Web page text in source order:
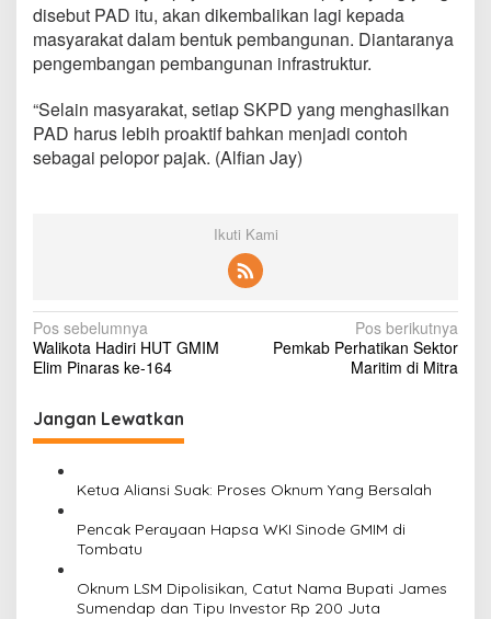
disebut PAD itu, akan dikembalikan lagi kepada
masyarakat dalam bentuk pembangunan. Diantaranya
pengembangan pembangunan infrastruktur.
“Selain masyarakat, setiap SKPD yang menghasilkan
PAD harus lebih proaktif bahkan menjadi contoh
sebagai pelopor pajak. (Alfian Jay)
Ikuti Kami
N
a
i
g
Pos sebelumnya
Walikota Hadiri HUT GMIM
Elim Pinaras ke-164
Pos berikutnya
Pemkab Perhatikan Sektor
Maritim di Mitra
Jangan Lewatkan
Ketua Aliansi Suak: Proses Oknum Yang Bersalah
Pencak Perayaan Hapsa WKI Sinode GMIM di
Tombatu
Oknum LSM Dipolisikan, Catut Nama Bupati James
Sumendap dan Tipu Investor Rp 200 Juta